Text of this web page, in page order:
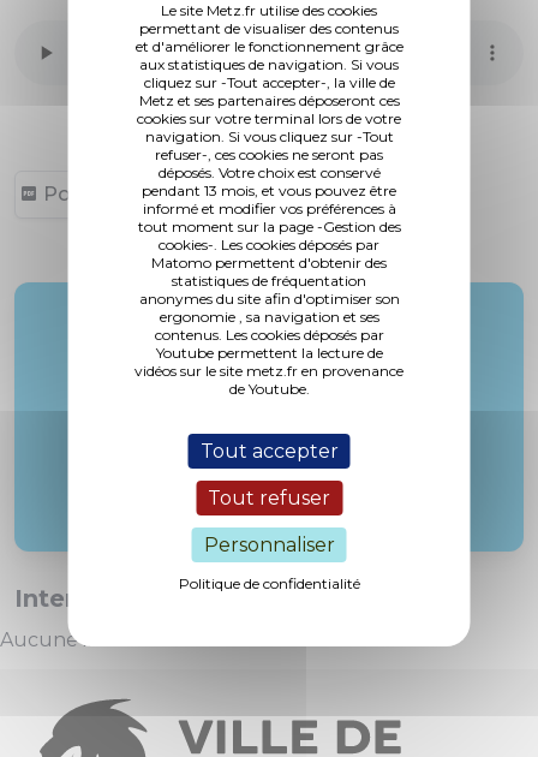
Le site Metz.fr utilise des cookies
permettant de visualiser des contenus
et d'améliorer le fonctionnement grâce
aux statistiques de navigation. Si vous
cliquez sur -Tout accepter-, la ville de
Metz et ses partenaires déposeront ces
cookies sur votre terminal lors de votre
navigation. Si vous cliquez sur -Tout
refuser-, ces cookies ne seront pas
déposés. Votre choix est conservé
pendant 13 mois, et vous pouvez être
informé et modifier vos préférences à
tout moment sur la page -Gestion des
cookies-. Les cookies déposés par
Matomo permettent d'obtenir des
statistiques de fréquentation
anonymes du site afin d'optimiser son
ergonomie , sa navigation et ses
contenus. Les cookies déposés par
Youtube permettent la lecture de
vidéos sur le site metz.fr en provenance
de Youtube.
Tout accepter
Tout refuser
Personnaliser
Politique de confidentialité
Point 18 (48,19 ko, publié le 18/02/2013)
Rapporteur :
M. Gandar
Interventions :
Aucune intervention